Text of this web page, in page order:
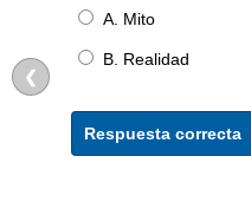
A. Mito
B. Realidad
Respuesta correcta
❮